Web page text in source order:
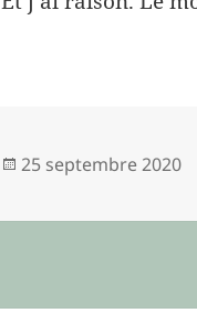
Publié
25 septembre 2020